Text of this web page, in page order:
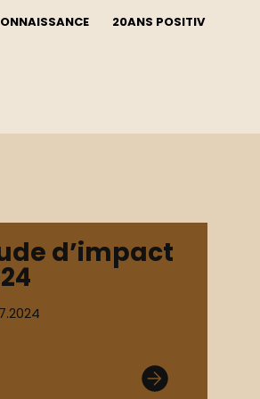
20ANS POSITIV
d’impact